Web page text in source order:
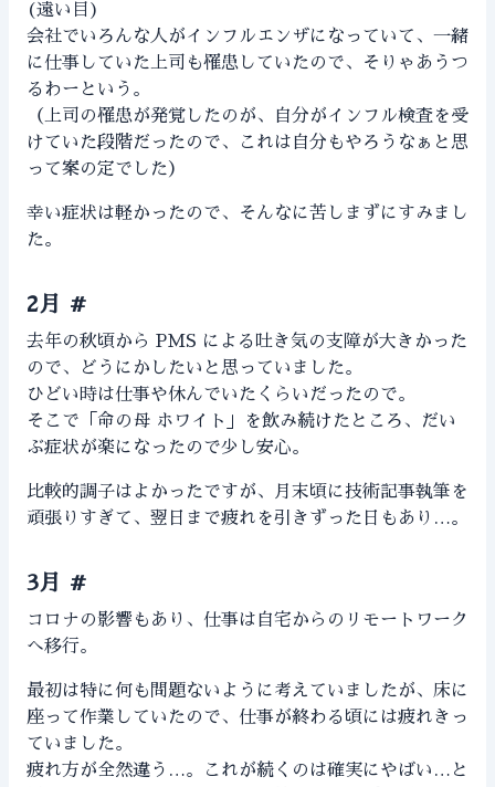
(遠い目)
会社でいろんな人がインフルエンザになっていて、一緒
に仕事していた上司も罹患していたので、そりゃあうつ
るわーという。
（上司の罹患が発覚したのが、自分がインフル検査を受
けていた段階だったので、これは自分もやろうなぁと思
って案の定でした）
幸い症状は軽かったので、そんなに苦しまずにすみまし
た。
2月 #
去年の秋頃から PMS による吐き気の支障が大きかった
ので、どうにかしたいと思っていました。
ひどい時は仕事や休んでいたくらいだったので。
そこで「命の母 ホワイト」を飲み続けたところ、だい
ぶ症状が楽になったので少し安心。
比較的調子はよかったですが、月末頃に技術記事執筆を
頑張りすぎて、翌日まで疲れを引きずった日もあり…。
3月 #
コロナの影響もあり、仕事は自宅からのリモートワーク
へ移行。
最初は特に何も問題ないように考えていましたが、床に
座って作業していたので、仕事が終わる頃には疲れきっ
ていました。
疲れ方が全然違う…。これが続くのは確実にやばい…と